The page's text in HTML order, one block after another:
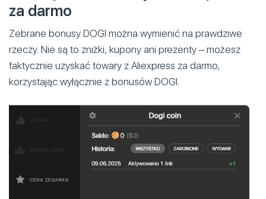
za darmo
Zebrane bonusy DOGI można wymienić na prawdziwe
rzeczy. Nie są to zniżki, kupony ani prezenty – możesz
faktycznie uzyskać towary z Aliexpress za darmo,
korzystając wyłącznie z bonusów DOGI.